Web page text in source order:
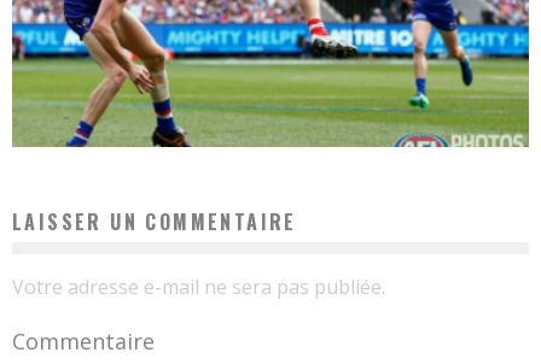
LAISSER UN COMMENTAIRE
Votre adresse e-mail ne sera pas publiée.
Commentaire